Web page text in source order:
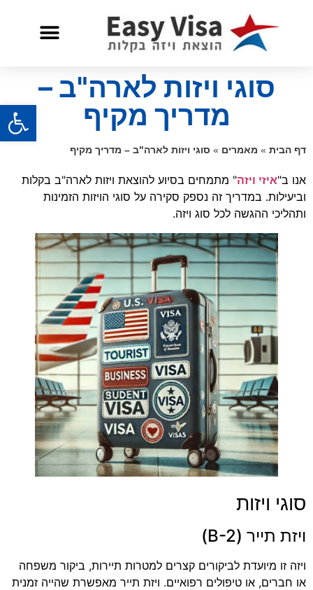
סוגי ויזות לארה"ב –
מדריך מקיף
דף הבית » מאמרים » סוגי ויזות לארה"ב – מדריך מקיף
אנו ב"איזי ויזה" מתמחים בסיוע להוצאת ויזות לארה"ב בקלות
וביעילות. במדריך זה נספק סקירה על סוגי הויזות הזמינות
ותהליכי ההגשה לכל סוג ויזה.
סוגי ויזות
ויזת תייר (B-2)
ויזה זו מיועדת לביקורים קצרים למטרות תיירות, ביקור משפחה
או חברים, או טיפולים רפואיים. ויזת תייר מאפשרת שהייה זמנית